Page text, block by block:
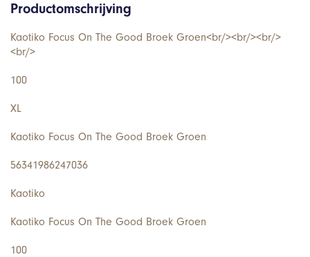
Productomschrijving
Kaotiko Focus On The Good Broek Groen<br/><br/><br/>
<br/>
100
XL
Kaotiko Focus On The Good Broek Groen
56341986247036
Kaotiko
Kaotiko Focus On The Good Broek Groen
100